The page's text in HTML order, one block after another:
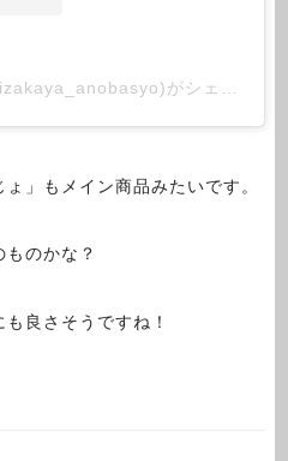
」もメイン商品みたいです。
のかな？
良さそうですね！